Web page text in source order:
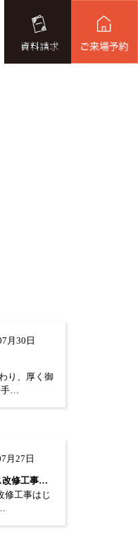
月30日
り、厚く御
手…
月27日
■四條畷市H様邸 テラス改修工事はじまり…
工事はじ